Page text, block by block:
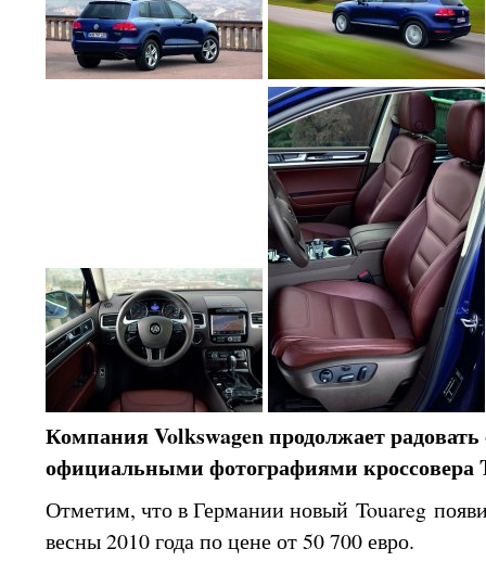
Компания Volkswagen продолжает
официальными фотографиями кроссовера
Отметим, что в Германии новый Touareg
весны 2010 года по цене от 50 700 евро.